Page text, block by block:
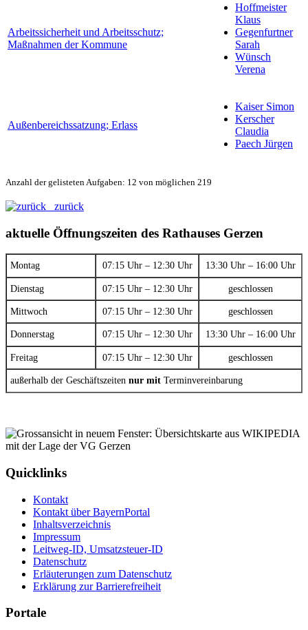
Arbeitssicherheit und Arbeitsschutz;
Maßnahmen der Kommune
Hoffmeister
Klaus
Gegenfurtner
Sarah
Wünsch
Verena
Außenbereichssatzung; Erlass
Kaiser Simon
Kerscher
Claudia
Paech Jürgen
Anzahl der gelisteten Aufgaben: 12 von möglichen 219
zurück
aktuelle Öffnungszeiten des Rathauses Gerzen
Montag 07:15 Uhr – 12:30 Uhr 13:30 Uhr – 16:00 Uhr
Dienstag 07:15 Uhr – 12:30 Uhr geschlossen
Mittwoch 07:15 Uhr – 12:30 Uhr geschlossen
Donnerstag 07:15 Uhr – 12:30 Uhr 13:30 Uhr – 16:00 Uhr
Freitag 07:15 Uhr – 12:30 Uhr geschlossen
außerhalb der Geschäftszeiten nur mit Terminvereinbarung
Quicklinks
Kontakt
Kontakt über BayernPortal
Inhaltsverzeichnis
Impressum
Leitweg-ID, Umsatzsteuer-ID
Datenschutz
Erläuterungen zum Datenschutz
Erklärung zur Barrierefreiheit
Portale